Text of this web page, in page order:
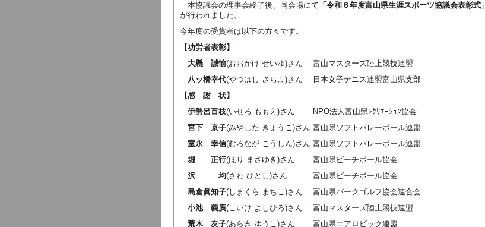
本協議会の理事会終了後、同会場にて 「令和６年度富山県生涯スポーツ協議会表彰式」
が行われました。
今年度の受賞者は以下の方々です。
【功労者表彰】
大懸 誠愉(おおがけ せいゆ)さん 富山マスターズ陸上競技連盟
八ッ橋幸代(やつはし さちよ)さん 日本女子テニス連盟富山県支部
【感 謝 状】
伊勢呂百枝(いせろ ももえ)さん NPO法人富山県ﾚｸﾘｴｰｼｮﾝ協会
宮下 京子(みやした きょうこ)さん 富山県ソフトバレーボール連盟
室永 幸信(むろなが こうしん)さん 富山県ソフトバレーボール連盟
堀 正行(ほり まさゆき)さん 富山県ビーチボール協会
沢 均(さわ ひとし)さん 富山県ビーチボール協会
島倉眞知子(しまくら まちこ)さん 富山県パークゴルフ協会連合会
小池 義廣(こいけ よしひろ)さん 富山マスターズ陸上競技連盟
荒木 友子(あらき ゆうこ)さん 富山県エアロビック連盟